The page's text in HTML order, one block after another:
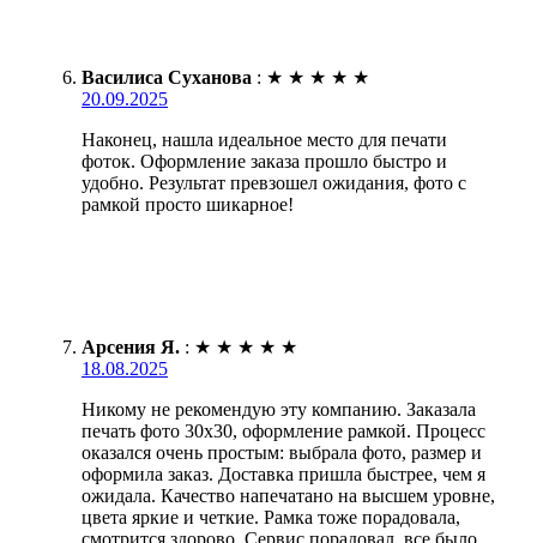
Василиса Суханова : ★ ★ ★ ★ ★
20.09.2025
Наконец, нашла идеальное место для печати
фоток. Оформление заказа прошло быстро и
удобно. Результат превзошел ожидания, фото с
рамкой просто шикарное!
Арсения Я. : ★ ★ ★ ★ ★
18.08.2025
Никому не рекомендую эту компанию. Заказала
печать фото 30х30, оформление рамкой. Процесс
оказался очень простым: выбрала фото, размер и
оформила заказ. Доставка пришла быстрее, чем я
ожидала. Качество напечатано на высшем уровне,
цвета яркие и четкие. Рамка тоже порадовала,
смотрится здорово. Сервис порадовал, все было